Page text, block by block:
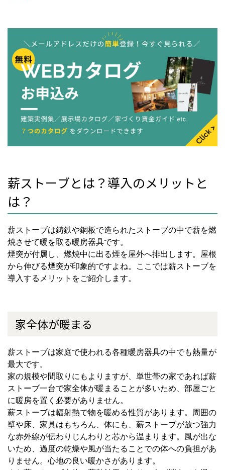
薪ストーブとは？導入のメリットと
は？
薪ストーブは鋳鉄や銅板で造られたストーブの中で薪を燃
焼させて暖を取る暖房器具です。
煙突が付属し、燃焼中に出る煙を屋外へ排出します。屋根
から伸びる煙突が印象的ですよね。ここでは薪ストーブを
導入するメリットをご紹介します。
家全体が暖まる
薪ストーブは家庭で使われる各種暖房器具の中でも熱量が
最大です。
家の規模や間取りにもよりますが、単世帯の家であれば薪
ストーブ一台で家全体が暖まることが多いため、部屋ごと
に暖房を置く必要がありません。
薪ストーブは輻射熱で物を暖める性質があります。周囲の
壁や床、家具はもちろん、体にも、薪ストーブが放つ強力
な赤外線が伝わりじんわりと芯から温まります。風が出な
いため、過度の乾燥や風が当たることでの体への負担があ
りません。心地の良い暖かさがあります。